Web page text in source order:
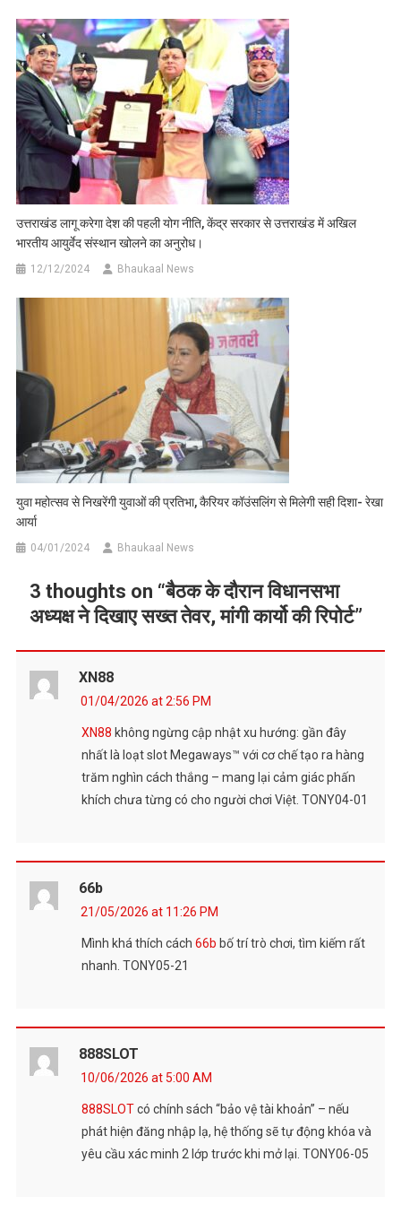
उत्तराखंड लागू करेगा देश की पहली योग नीति, केंद्र सरकार से उत्तराखंड में अखिल
भारतीय आयुर्वेद संस्थान खोलने का अनुरोध।
12/12/2024 Bhaukaal News
युवा महोत्सव से निखरेंगी युवाओं की प्रतिभा, कैरियर कॉउंसलिंग से मिलेगी सही दिशा- रेखा
आर्या
04/01/2024 Bhaukaal News
3 thoughts on “बैठक के दौरान विधानसभा
अध्यक्ष ने दिखाए सख्त तेवर, मांगी कार्यो की रिपोर्ट”
XN88
01/04/2026 at 2:56 PM
XN88 không ngừng cập nhật xu hướng: gần đây
nhất là loạt slot Megaways™ với cơ chế tạo ra hàng
trăm nghìn cách thắng – mang lại cảm giác phấn
khích chưa từng có cho người chơi Việt. TONY04-01
66b
21/05/2026 at 11:26 PM
Mình khá thích cách 66b bố trí trò chơi, tìm kiếm rất
nhanh. TONY05-21
888SLOT
10/06/2026 at 5:00 AM
888SLOTcó chính sách “bảo vệ tài khoản” – nếu
phát hiện đăng nhập lạ, hệ thống sẽ tự động khóa và
yêu cầu xác minh 2 lớp trước khi mở lại. TONY06-05